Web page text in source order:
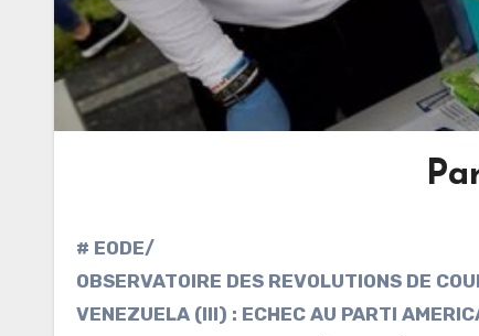
# EODE/
OBSERVATOIRE DES REVOLUTIONS DE
VENEZUELA (III) : ECHEC AU PARTI